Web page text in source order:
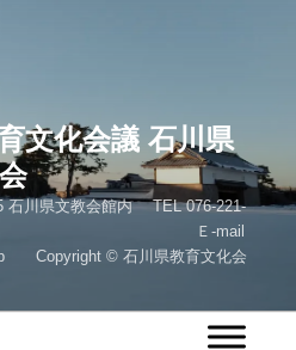
文化会議 石川県
石川県文教会館内 TEL 076-221-
0877 Ｅ-mail
Copyright © 石川県教育文化会